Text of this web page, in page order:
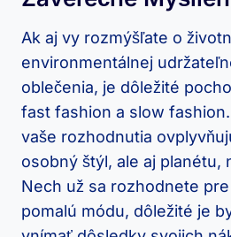
Ak aj vy rozmýšľate o
environmentálnej
oblečenia, je dôležité
fast fashion a slow
vaše rozhodnutia
osobný štýl, ale aj planétu,
Nech už sa rozhodnete
pomalú módu, dôležité je